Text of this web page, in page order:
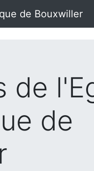
de Bouxwiller
de
de